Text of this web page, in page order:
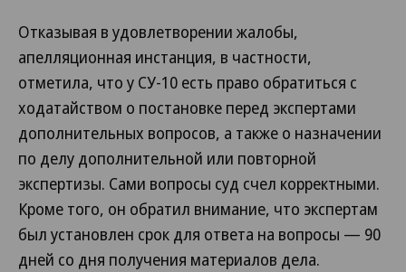
Отказывая в удовлетворении жалобы,
апелляционная инстанция, в частности,
отметила, что у СУ-10 есть право обратиться с
ходатайством о постановке перед экспертами
дополнительных вопросов, а также о назначении
по делу дополнительной или повторной
экспертизы. Сами вопросы суд счел корректными.
Кроме того, он обратил внимание, что экспертам
был установлен срок для ответа на вопросы — 90
дней со дня получения материалов дела.